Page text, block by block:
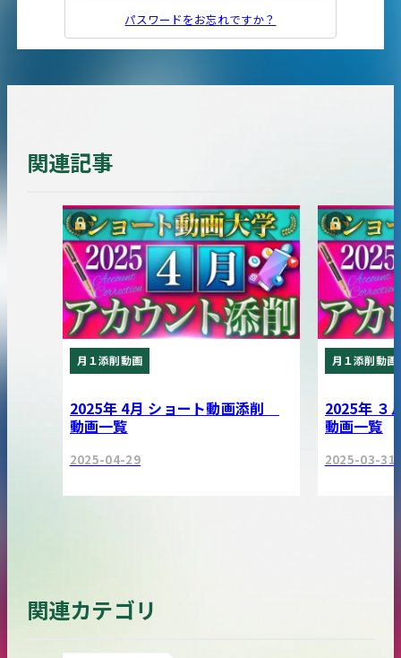
パスワードをお忘れですか？
関連記事
月１添削動画
2025年 4月 ショート動画添削
動画一覧
2025-04-29
月１添削動画
2025年
動画一覧
2025-03-31
関連カテゴリ